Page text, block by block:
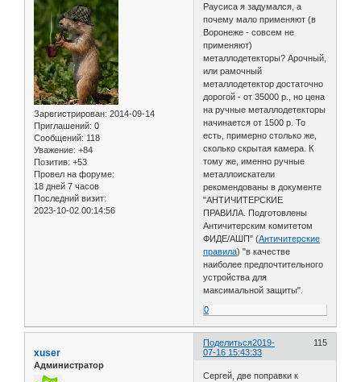
Зарегистрирован: 2014-09-14
Приглашений: 0
Сообщений: 118
Уважение: +84
Позитив: +53
Провел на форуме:
18 дней 7 часов
Последний визит:
2023-10-02 00:14:56
Раусиса я задумался, а
почему мало применяют (в
Воронеже - совсем не
применяют)
металлодетекторы? Арочный,
или рамочный
металлодетектор достаточно
дорогой - от 35000 р., но цена
на ручные металлодетекторы
начинается от 1500 р. То
есть, примерно столько же,
сколько скрытая камера. К
тому же, именно ручные
металлоискатели
рекомендованы в документе
"АНТИЧИТЕРСКИЕ
ПРАВИЛА. Подготовлены
Античитерским комитетом
ФИДЕ/АШП" (Античитерские
правила) "в качестве
наиболее предпочтительного
устройства для
максимальной защиты".
0
Поделиться 115
2019-
07-16 15:43:33
xuser
Администратор
Сергей, две поправки к